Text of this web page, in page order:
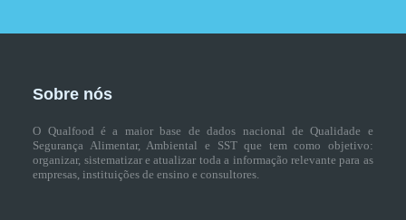
Sobre nós
O Qualfood é a maior base de dados nacional de Qualidade e
Segurança Alimentar, Ambiental e SST que tem como objetivo:
organizar, sistematizar e atualizar toda a informação relevante para as
empresas, instituições de ensino e consultores.